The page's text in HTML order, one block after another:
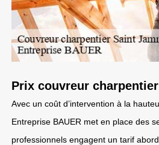
Prix couvreur charpentier
Avec un coût d’intervention à la
Entreprise BAUER met en place des
professionnels engagent un tarif